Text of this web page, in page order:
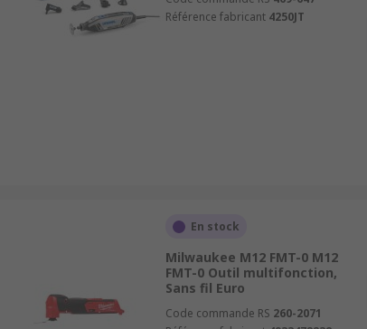
Référence fabricant 4250JT
En stock
Milwaukee M12 FMT-0 M12
FMT-0 Outil multifonction,
Sans fil Euro
Code commande RS 260-2071